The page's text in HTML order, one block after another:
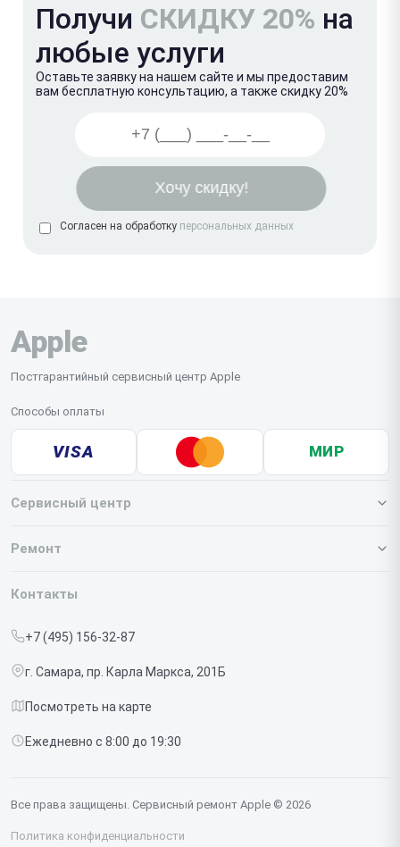
Получи СКИДКУ 20% на
любые услуги
Оставьте заявку на нашем сайте и мы предоставим
вам бесплатную консультацию, а также скидку 20%
Согласен на обработку персональных данных
Apple
Постгарантийный сервисный центр Apple
Способы оплаты
VISA МИР
Сервисный центр
О нашем сервисе
Срочный ремонт
Доставка и способы оплаты
Диагностика
Контакты
Ремонт
Iphone
Studio Display
Контакты
+7 (495) 156-32-87
г. Самара, пр. Карла Маркса, 201Б
Посмотреть на карте
Ежедневно с 8:00 до 19:30
Все права защищены. Сервисный ремонт Apple © 2026
Политика конфиденциальности